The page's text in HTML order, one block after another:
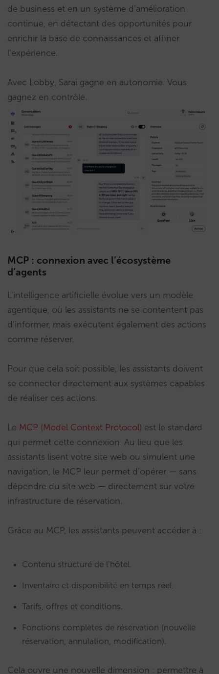
de business et en un système d’amélioration
continue, en détectant des opportunités pour
enrichir la base de connaissances et affiner
l’expérience.
Avec Lobby, Sarai gagne en autonomie. Vous
gagnez en contrôle.
MCP : connexion avec l’écosystème
d’agents
L’intelligence artificielle évolue vers un modèle
agentique, où les assistants ne se contentent pas
d’informer, mais exécutent également des actions
comme réserver.
Pour que cela soit possible, les assistants doivent
se connecter directement aux systèmes capables
de réaliser ces actions.
Le MCP (Model Context Protocol) est le standard
qui permet cette connexion. Au lieu que les
assistants lisent votre site web ou simulent une
navigation, le MCP leur permet d’opérer — sans
dépendre du site web — directement sur votre
infrastructure de réservation.
Grâce au MCP, les assistants peuvent accéder à :
Contenu structuré de l’hôtel.
Inventaire et disponibilité en temps réel.
Tarifs, offres et conditions.
Fonctions complètes de réservation (nouvelle
réservation, annulation, modification).
Cela ouvre une nouvelle dimension : permettre à